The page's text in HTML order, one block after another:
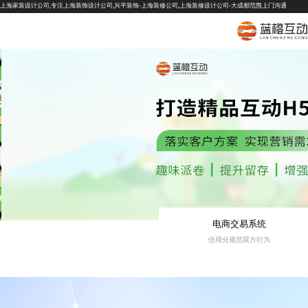
上海家装设计公司,专注上海装饰设计公司,兴平装饰-上海装修公司,上海装修设计公司-大成都范围上门沟通
电商交易系统
信用分规范双方行为